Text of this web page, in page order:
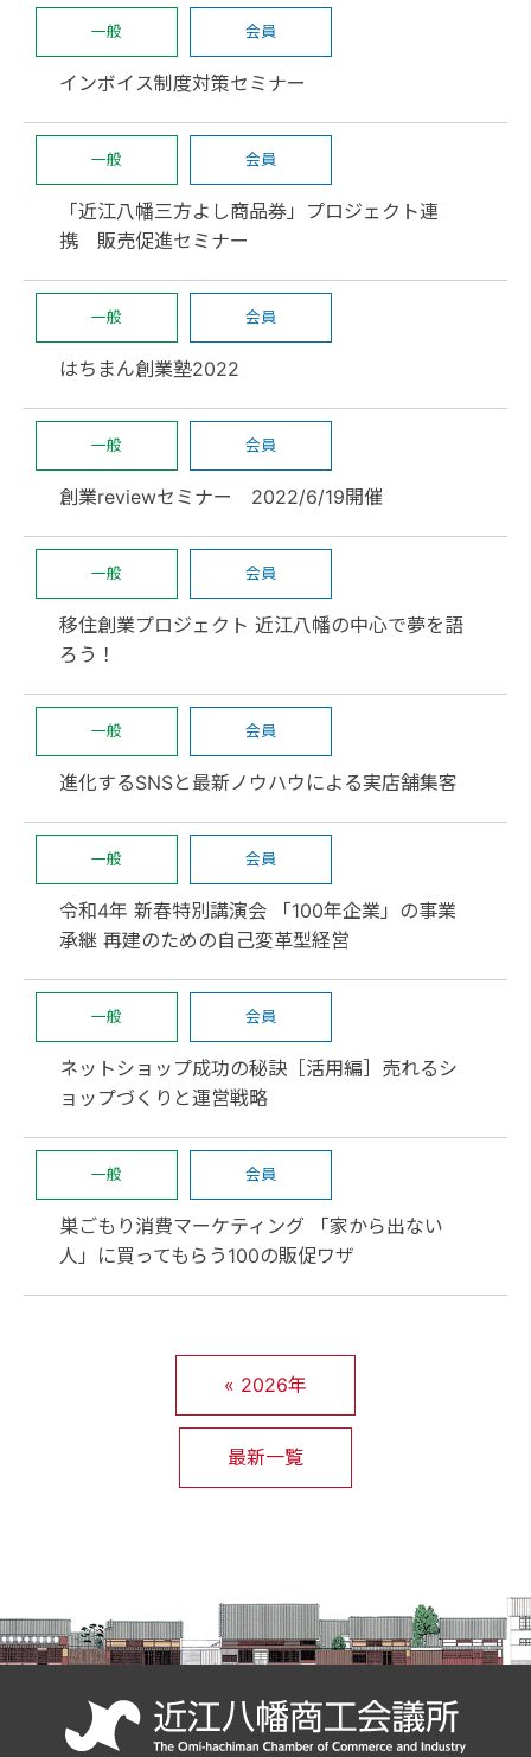
一般 会員
インボイス制度対策セミナー
一般 会員
「近江八幡三方よし商品券」プロジェクト連
携 販売促進セミナー
一般 会員
はちまん創業塾2022
一般 会員
創業reviewセミナー 2022/6/19開催
一般 会員
移住創業プロジェクト 近江八幡の中心で夢を語
ろう！
一般 会員
進化するSNSと最新ノウハウによる実店舗集客
一般 会員
令和4年 新春特別講演会 「100年企業」の事業
承継 再建のための自己変革型経営
一般 会員
ネットショップ成功の秘訣［活用編］売れるシ
ョップづくりと運営戦略
一般 会員
巣ごもり消費マーケティング 「家から出ない
人」に買ってもらう100の販促ワザ
« 2026年
最新一覧